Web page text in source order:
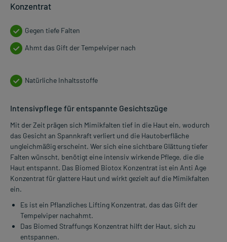
Konzentrat
Gegen tiefe Falten
Ahmt das Gift der Tempelviper nach
Natürliche Inhaltsstoffe
Intensivpflege für entspannte Gesichtszüge
Mit der Zeit prägen sich Mimikfalten tief in die Haut ein, wodurch
das Gesicht an Spannkraft verliert und die Hautoberfläche
ungleichmäßig erscheint. Wer sich eine sichtbare Glättung tiefer
Falten wünscht, benötigt eine intensiv wirkende Pflege, die die
Haut entspannt. Das Biomed Biotox Konzentrat ist ein Anti Age
Konzentrat für glattere Haut und wirkt gezielt auf die Mimikfalten
ein.
Es ist ein Pflanzliches Lifting Konzentrat, das das Gift der
Tempelviper nachahmt.
Das Biomed Straffungs Konzentrat hilft der Haut, sich zu
entspannen.